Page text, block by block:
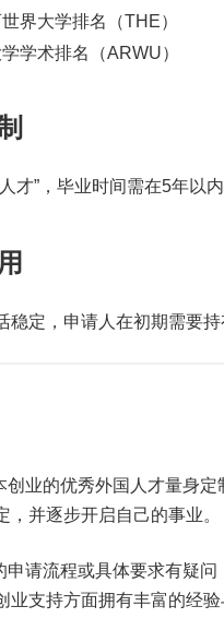
界大学排名（THE）
学术排名（ARWU）
才”，毕业时间需在5年以
稳定，申请人在初期需要持
创业的优秀外国人才量身
并逐步开启自己的事业。
请流程或具体要求有疑
业支持方面拥有丰富的经